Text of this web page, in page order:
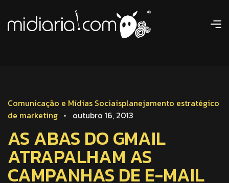
Comunicação e Mídias Sociaisplanejamento estratégico
de marketing
outubro 16, 2013
AS ABAS DO GMAIL
ATRAPALHAM AS
CAMPANHAS DE E-MAIL